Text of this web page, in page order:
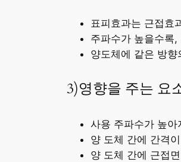
표피효과는 근접효
주파수가 높을수록
양도체에 같은 방
3)영향을 주는 요
사용 주파수가 높
양 도체 간에 간격
양 도체 간에 근접